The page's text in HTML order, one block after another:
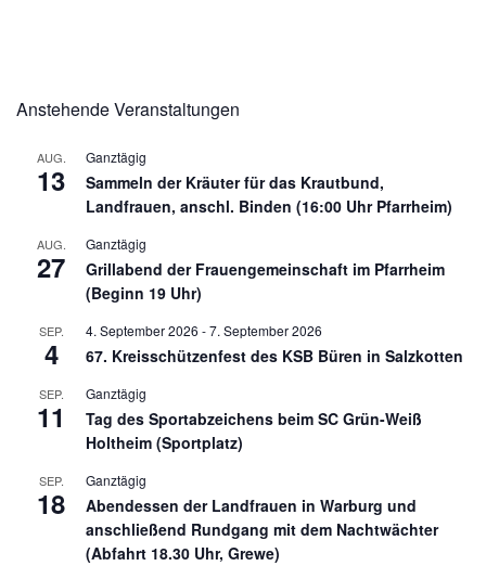
Anstehende Veranstaltungen
AUG.
13
Ganztägig
Sammeln der Kräuter für das Krautbund,
Landfrauen, anschl. Binden (16:00 Uhr Pfarrheim)
AUG.
27
Ganztägig
Grillabend der Frauengemeinschaft im Pfarrheim
(Beginn 19 Uhr)
SEP.
4
4. September 2026 -7. September 2026
67. Kreisschützenfest des KSB Büren in Salzkotten
SEP.
11
Ganztägig
Tag des Sportabzeichens beim SC Grün-Weiß
Holtheim (Sportplatz)
SEP.
18
Ganztägig
Abendessen der Landfrauen in Warburg und
anschließend Rundgang mit dem Nachtwächter
(Abfahrt 18.30 Uhr, Grewe)